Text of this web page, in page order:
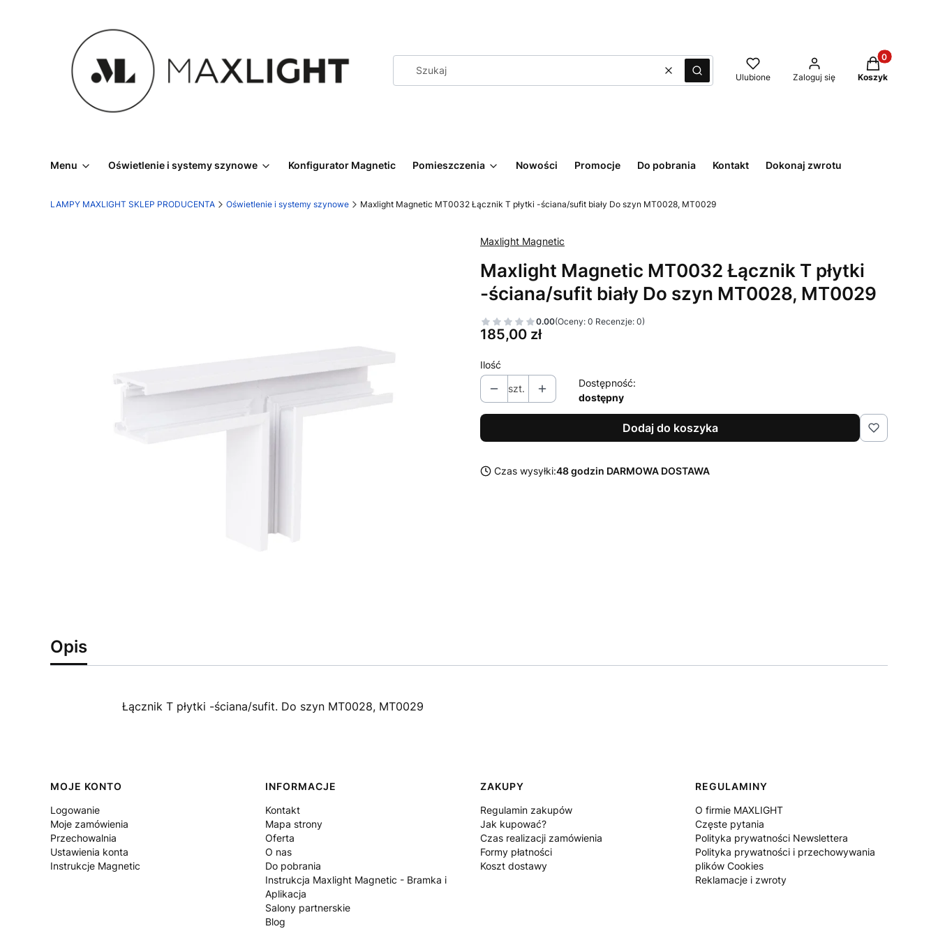
WyczyśćSzukaj Ulubione Zaloguj się
Produkty w
Koszyk
Menu Oświetlenie i systemy szynowe Konfigurator Magnetic Pomieszczenia Nowości Promocje Do pobrania Kontakt Dokonaj zwrotu
LAMPY MAXLIGHT SKLEP PRODUCENTA Oświetlenie i systemy szynowe Maxlight Magnetic MT0032 Łącznik T płytki -ściana/sufit biały Do szyn MT0028, MT0029
Maxlight Magnetic
Maxlight Magnetic MT0032 Łącznik T płytki
-ściana/sufit biały Do szyn MT0028, MT0029
0.00(Oceny: 0 Recenzje: 0)
Cena
185,00 zł
Ilość
szt.
Dostępność:
dostępny
Dodaj do koszyka
Czas wysyłki:48 godzin DARMOWA DOSTAWA
Opis
Łącznik T płytki -ściana/sufit. Do szyn MT0028, MT0029
Linki w stopce
MOJE KONTO
Logowanie
Moje zamówienia
Przechowalnia
Ustawienia konta
Instrukcje Magnetic
INFORMACJE
Kontakt
Mapa strony
Oferta
O nas
Do pobrania
Instrukcja Maxlight Magnetic - Bramka i
Aplikacja
Salony partnerskie
Blog
ZAKUPY
Regulamin zakupów
Jak kupować?
Czas realizacji zamówienia
Formy płatności
Koszt dostawy
REGULAMINY
O firmie MAXLIGHT
Częste pytania
Polityka prywatności Newslettera
Polityka prywatności i przechowywania
plików Cookies
Reklamacje i zwroty